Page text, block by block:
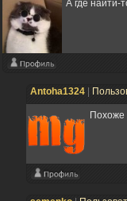
А где найти-
Antoha1324
Похоже